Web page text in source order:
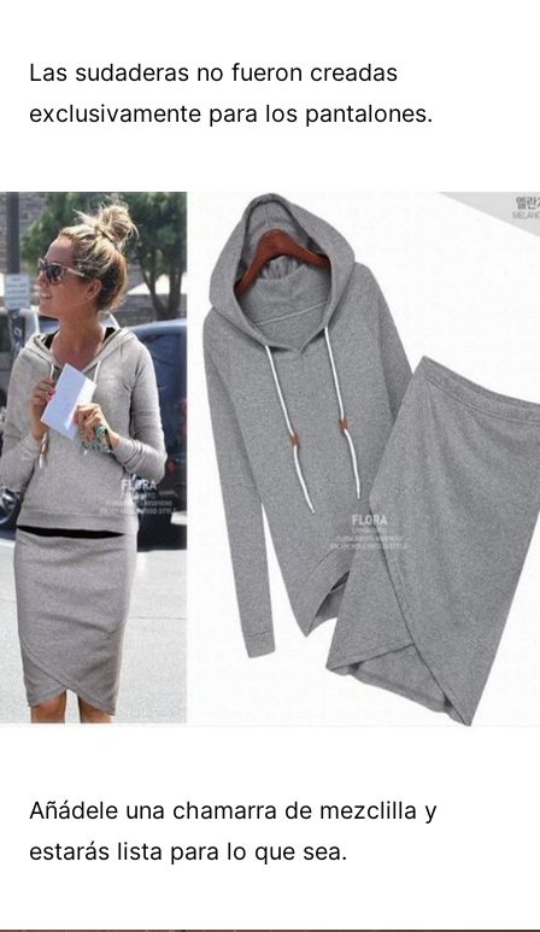
Las sudaderas no fueron creadas
exclusivamente para los pantalones.
Añádele una chamarra de mezclilla y
estarás lista para lo que sea.